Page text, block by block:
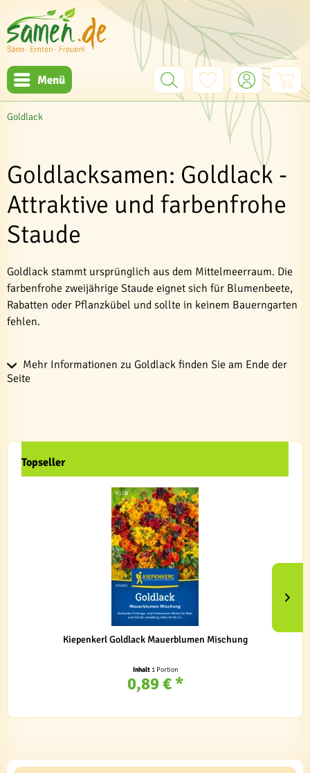
Menü
Goldlack
Goldlacksamen: Goldlack -
Attraktive und farbenfrohe
Staude
Goldlack stammt ursprünglich aus dem Mittelmeerraum. Die
farbenfrohe zweijährige Staude eignet sich für Blumenbeete,
Rabatten oder Pflanzkübel und sollte in keinem Bauerngarten
fehlen.
Mehr Informationen zu Goldlack finden Sie am Ende der
Seite
Topseller
Kiepenkerl Goldlack Mauerblumen Mischung
Inhalt 1 Portion
0,89 € *